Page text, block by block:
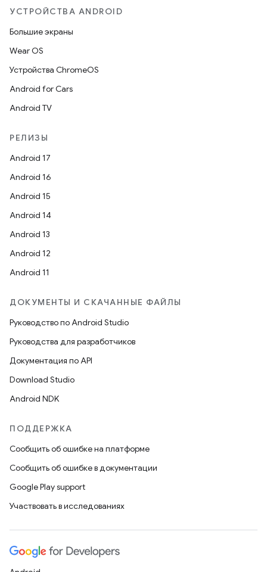
УСТРОЙСТВА ANDROID
Большие экраны
Wear OS
Устройства ChromeOS
Android for Cars
Android TV
РЕЛИЗЫ
Android 17
Android 16
Android 15
Android 14
Android 13
Android 12
Android 11
ДОКУМЕНТЫ И СКАЧАННЫЕ ФАЙЛЫ
Руководство по Android Studio
Руководства для разработчиков
Документация по API
Download Studio
Android NDK
ПОДДЕРЖКА
Сообщить об ошибке на платформе
Сообщить об ошибке в документации
Google Play support
Участвовать в исследованиях